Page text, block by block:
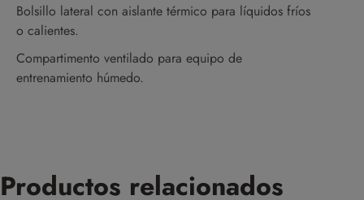
Bolsillo lateral con aislante térmico para líquidos fríos
o calientes.
Compartimento ventilado para equipo de
entrenamiento húmedo.
Productos relacionados